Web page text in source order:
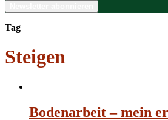
Tag
Steigen
Bodenarbeit – mein